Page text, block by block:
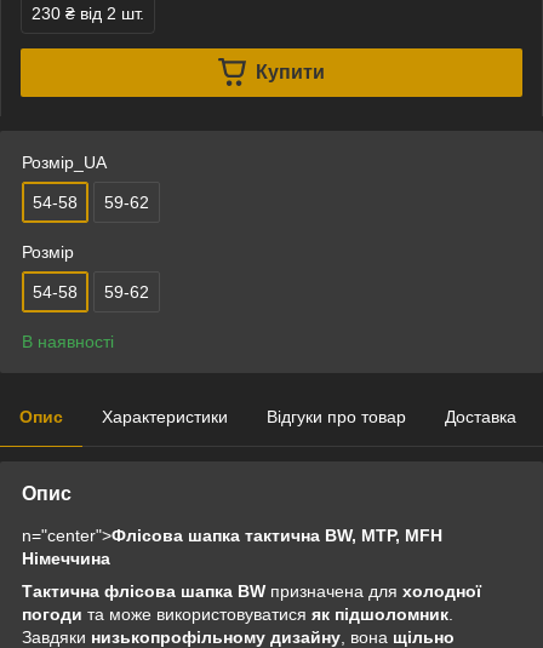
230 ₴ від 2 шт.
Купити
Розмір_UA
54-58 59-62
Розмір
54-58 59-62
В наявності
Опис Характеристики Відгуки про товар Доставка
Опис
n="center">Флісова шапка тактична BW, МТР, MFH
Німеччина
Тактична флісова шапка BW призначена для холодної
погоди та може використовуватися як підшоломник
Завдяки низькопрофільному дизайну , вона щільно